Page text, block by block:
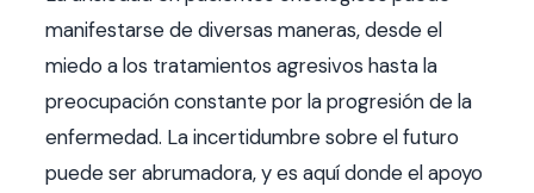
manifestarse de diversas maneras, desde el
miedo a los tratamientos agresivos hasta la
preocupación constante por la progresión de la
enfermedad. La incertidumbre sobre el futuro
puede ser abrumadora, y es aquí donde el apoyo